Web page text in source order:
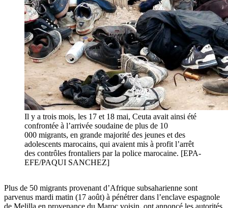
Il y a trois mois, les 17 et 18 mai, Ceuta avait ainsi été
confrontée à l’arrivée soudaine de plus de 10
000 migrants, en grande majorité des jeunes et des
adolescents marocains, qui avaient mis à profit l’arrêt
des contrôles frontaliers par la police marocaine. [EPA-
EFE/PAQUI SANCHEZ]
Plus de 50 migrants provenant d’Afrique subsaharienne sont
parvenus mardi matin (17 août) à pénétrer dans l’enclave espagnole